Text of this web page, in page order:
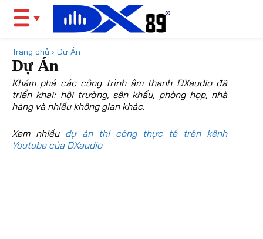
Trang chủ Dự Án
Dự Án
Khám phá các công trình âm thanh DXaudio đã
triển khai: hội trường, sân khấu, phòng họp, nhà
hàng và nhiều không gian khác.
Xem nhiều dự án thi công thực tế trên kênh
Youtube của DXaudio